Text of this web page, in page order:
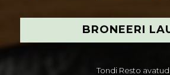
BRONEERI
Tondi Resto avatud